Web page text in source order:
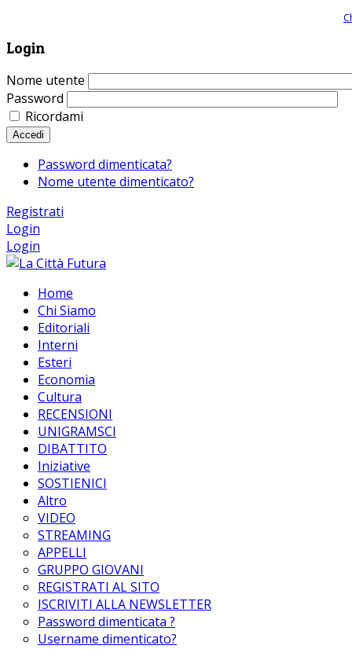
Login
Nome utente
Password
Ricordami
Accedi
Password dimenticata?
Nome utente dimenticato?
Registrati
Login
Login
Home
Chi Siamo
Editoriali
Interni
Esteri
Economia
Cultura
RECENSIONI
UNIGRAMSCI
DIBATTITO
Iniziative
SOSTIENICI
Altro
VIDEO
STREAMING
APPELLI
GRUPPO GIOVANI
REGISTRATI AL SITO
ISCRIVITI ALLA NEWSLETTER
Password dimenticata ?
Username dimenticato?